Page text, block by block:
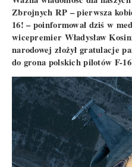
Zbrojnych RP – pierwsza
16! – poinformował dziś w
wicepremier Władysław
narodowej złożył gratulacje
do grona polskich pilotów F-